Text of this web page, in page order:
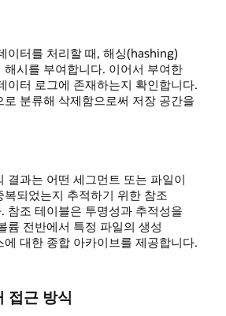
이터를 처리할 때, 해싱(hashing)
시를 부여합니다. 이어서 부여한
이터 로그에 존재하는지 확인합니다.
분류해 삭제함으로써 저장 공간을
결과는 어떤 세그먼트 또는 파일이
되었는지 추적하기 위한 참조
참조 테이블은 투명성과 추적성을
륨 전반에서 특정 파일의 생성
대한 종합 아카이브를 제공합니다.
접근 방식